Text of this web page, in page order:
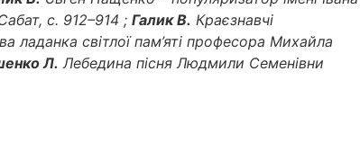
с. 912–914 ; Галик В. Краєзнавчі
світлої пам’яті професора Михайла
Л. Лебедина пісня Людмили Семенівни